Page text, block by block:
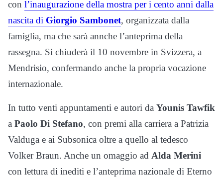
con l’inaugurazione della mostra per i cento anni dalla
nascita di Giorgio Sambonet, organizzata dalla
famiglia, ma che sarà annche l’anteprima della
rassegna. Si chiuderà il 10 novembre in Svizzera, a
Mendrisio, confermando anche la propria vocazione
internazionale.
In tutto venti appuntamenti e autori da Younis Tawfik
a Paolo Di Stefano, con premi alla carriera a Patrizia
Valduga e ai Subsonica oltre a quello al tedesco
Volker Braun. Anche un omaggio ad Alda Merini
con lettura di inediti e l’anteprima nazionale di Eterno